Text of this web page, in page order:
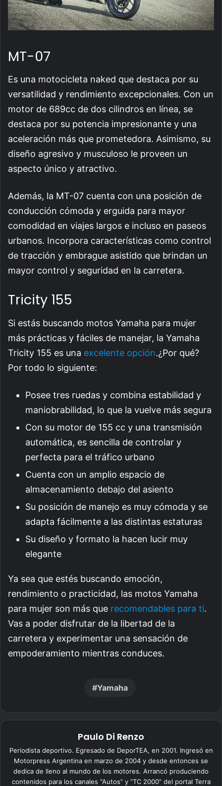
MT-07
Es una motocicleta naked que destaca por su
versatilidad y rendimiento excepcionales. Con un
motor de 689cc de dos cilindros en línea, se
destaca por su potencia impresionante y una
aceleración más que prometedora. Asimismo, su
diseño agresivo y musculoso le proveen un
aspecto único y atractivo.
Además, la MT-07 cuenta con una posición de
conducción cómoda y erguida para mayor
comodidad en viajes largos e incluso en paseos
urbanos. Incorpora características como control
de tracción y embrague asistido que brindan un
mayor control y seguridad en la carretera.
Tricity 155
Si estás buscando motos Yamaha para mujer
más prácticas y fáciles de manejar, la Yamaha
Tricity 155 es una excelente opción.¿Por qué?
Por todo lo siguiente:
Posee tres ruedas y combina estabilidad y
maniobrabilidad, lo que la vuelve más segura
Con su motor de 155 cc y una transmisión
automática, es sencilla de controlar y
perfecta para el tráfico urbano
Cuenta con un amplio espacio de
almacenamiento debajo del asiento
Su posición de manejo es muy cómoda y se
adapta fácilmente a las distintas estaturas
Su diseño y formato la hacen lucir muy
elegante
Ya sea que estés buscando emoción,
rendimiento o practicidad, las motos Yamaha
para mujer son más que recomendables para ti.
Vas a poder disfrutar de la libertad de la
carretera y experimentar una sensación de
empoderamiento mientras conduces.
Yamaha
Paulo Di Renzo
Periodista deportivo. Egresado de DeporTEA, en 2001. Ingresó en
Motorpress Argentina en marzo de 2004 y desde entonces se
dedica de lleno al mundo de los motores. Arrancó produciendo
contenidos para los canales “Autos” y “TC 2000” del portal Terra